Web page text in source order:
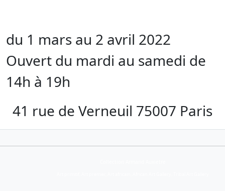
du 1 mars au 2 avril 2022
Ouvert du mardi au samedi de
14h à 19h
41 rue de Verneuil 75007 Paris